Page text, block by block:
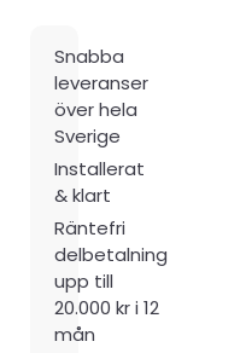
Snabba
leveranser
över hela
Sverige
Installerat
& klart
Räntefri
delbetalning
upp till
20.000 kr i 12
mån